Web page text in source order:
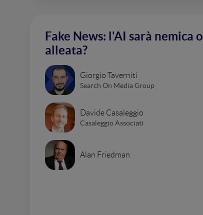
Fake News: l'AI sarà nemica o
alleata?
Giorgio Taverniti
Search On Media Group
Davide Casaleggio
Casaleggio Associati
Alan Friedman